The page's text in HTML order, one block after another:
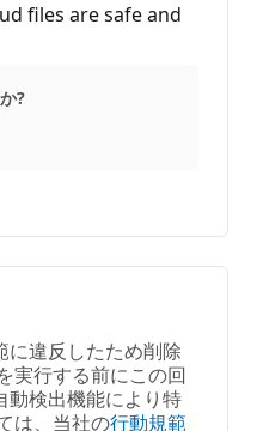
files are safe and
?
に違反したため削除
実行する前にこの回
動検出機能により特
は、当社の行動規範